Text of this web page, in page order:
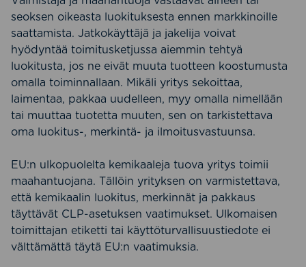
seoksen oikeasta luokituksesta ennen markkinoille
saattamista. Jatkokäyttäjä ja jakelija voivat
hyödyntää toimitusketjussa aiemmin tehtyä
luokitusta, jos ne eivät muuta tuotteen koostumusta
omalla toiminnallaan. Mikäli yritys sekoittaa,
laimentaa, pakkaa uudelleen, myy omalla nimellään
tai muuttaa tuotetta muuten, sen on tarkistettava
oma luokitus-, merkintä- ja ilmoitusvastuunsa.
EU:n ulkopuolelta kemikaaleja tuova yritys toimii
maahantuojana. Tällöin yrityksen on varmistettava,
että kemikaalin luokitus, merkinnät ja pakkaus
täyttävät CLP-asetuksen vaatimukset. Ulkomaisen
toimittajan etiketti tai käyttöturvallisuustiedote ei
välttämättä täytä EU:n vaatimuksia.